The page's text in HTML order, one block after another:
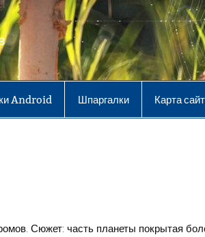
Android Шпаргалки Карта
Сюжет: часть планеты покрытая